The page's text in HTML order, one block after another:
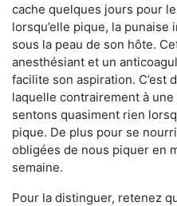
cache quelques jours pour
lorsqu’elle pique, la punaise
sous la peau de son hôte.
anesthésiant et un
facilite son aspiration. C’est
laquelle contrairement à
sentons quasiment rien
pique. De plus pour se
obligées de nous piquer en
semaine.
Pour la distinguer, retenez